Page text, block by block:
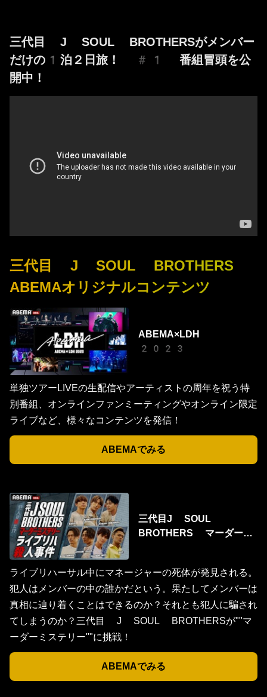
三代目 J SOUL BROTHERSがメンバー
だけの1泊２日旅！ #1 番組冒頭を公
開中！
三代目 J SOUL BROTHERS
ABEMAオリジナルコンテンツ
ABEMA×LDH
2023
単独ツアーLIVEの生配信やアーティストの周年を祝う特
別番組、オンラインファンミーティングやオンライン限定
ライブなど、様々なコンテンツを発信！
ABEMAでみる
三代目J SOUL
BROTHERS マーダーミ
ライブリハーサル中にマネージャーの死体が発見される。
犯人はメンバーの中の誰かだという。果たしてメンバーは
真相に辿り着くことはできるのか？それとも犯人に騙され
てしまうのか？三代目 J SOUL BROTHERSが""マ
ーダーミステリー""に挑戦！
ABEMAでみる